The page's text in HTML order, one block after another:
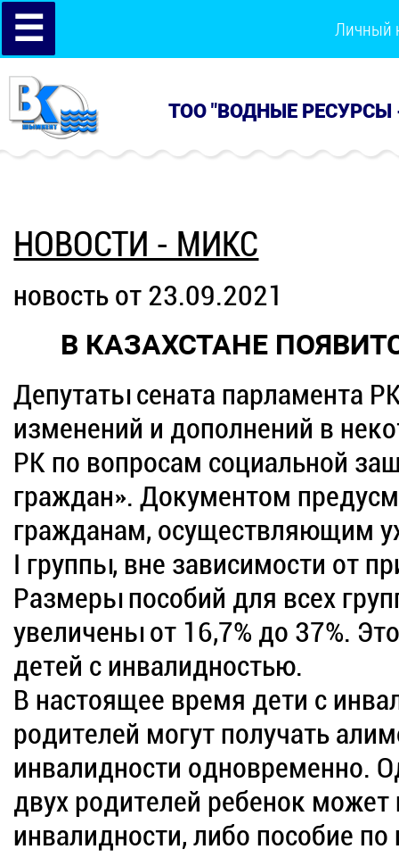
☰ Личный
ТОО "ВОДНЫЕ РЕСУРСЫ
НОВОСТИ - МИКС
новость от 23.09.2021
В КАЗАХСТАНЕ
Депутаты сената парламента
изменений и дополнений в
РК по вопросам социальной
граждан». Документом
гражданам, осуществляющим
I группы, вне зависимости от
Размеры пособий для всех
увеличены от 16,7% до 37%.
детей с инвалидностью.
В настоящее время дети с
родителей могут получать
инвалидности одновременно.
двух родителей ребенок может
инвалидности, либо пособие